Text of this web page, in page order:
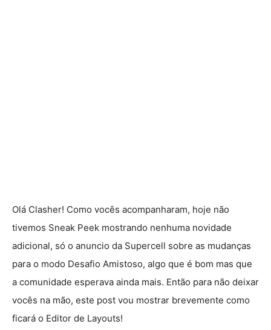
Olá Clasher! Como vocês acompanharam, hoje não
tivemos Sneak Peek mostrando nenhuma novidade
adicional, só o anuncio da Supercell sobre as mudanças
para o modo Desafio Amistoso, algo que é bom mas que
a comunidade esperava ainda mais. Então para não deixar
vocês na mão, este post vou mostrar brevemente como
ficará o Editor de Layouts!